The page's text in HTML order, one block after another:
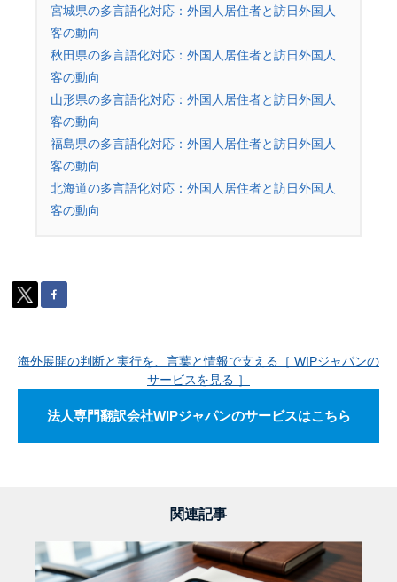
宮城県の多言語化対応：外国人居住者と訪日外国人
客の動向
秋田県の多言語化対応：外国人居住者と訪日外国人
客の動向
山形県の多言語化対応：外国人居住者と訪日外国人
客の動向
福島県の多言語化対応：外国人居住者と訪日外国人
客の動向
北海道の多言語化対応：外国人居住者と訪日外国人
客の動向
海外展開の判断と実行を、言葉と情報で支える［ WIPジャパンの
サービスを見る ］
法人専門翻訳会社WIPジャパンのサービスはこちら
関連記事